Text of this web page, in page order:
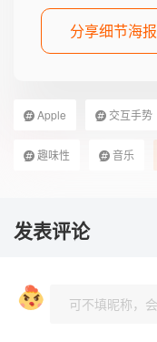
分享细节海报
Apple 交互手势
趣味性 音乐
发表评论